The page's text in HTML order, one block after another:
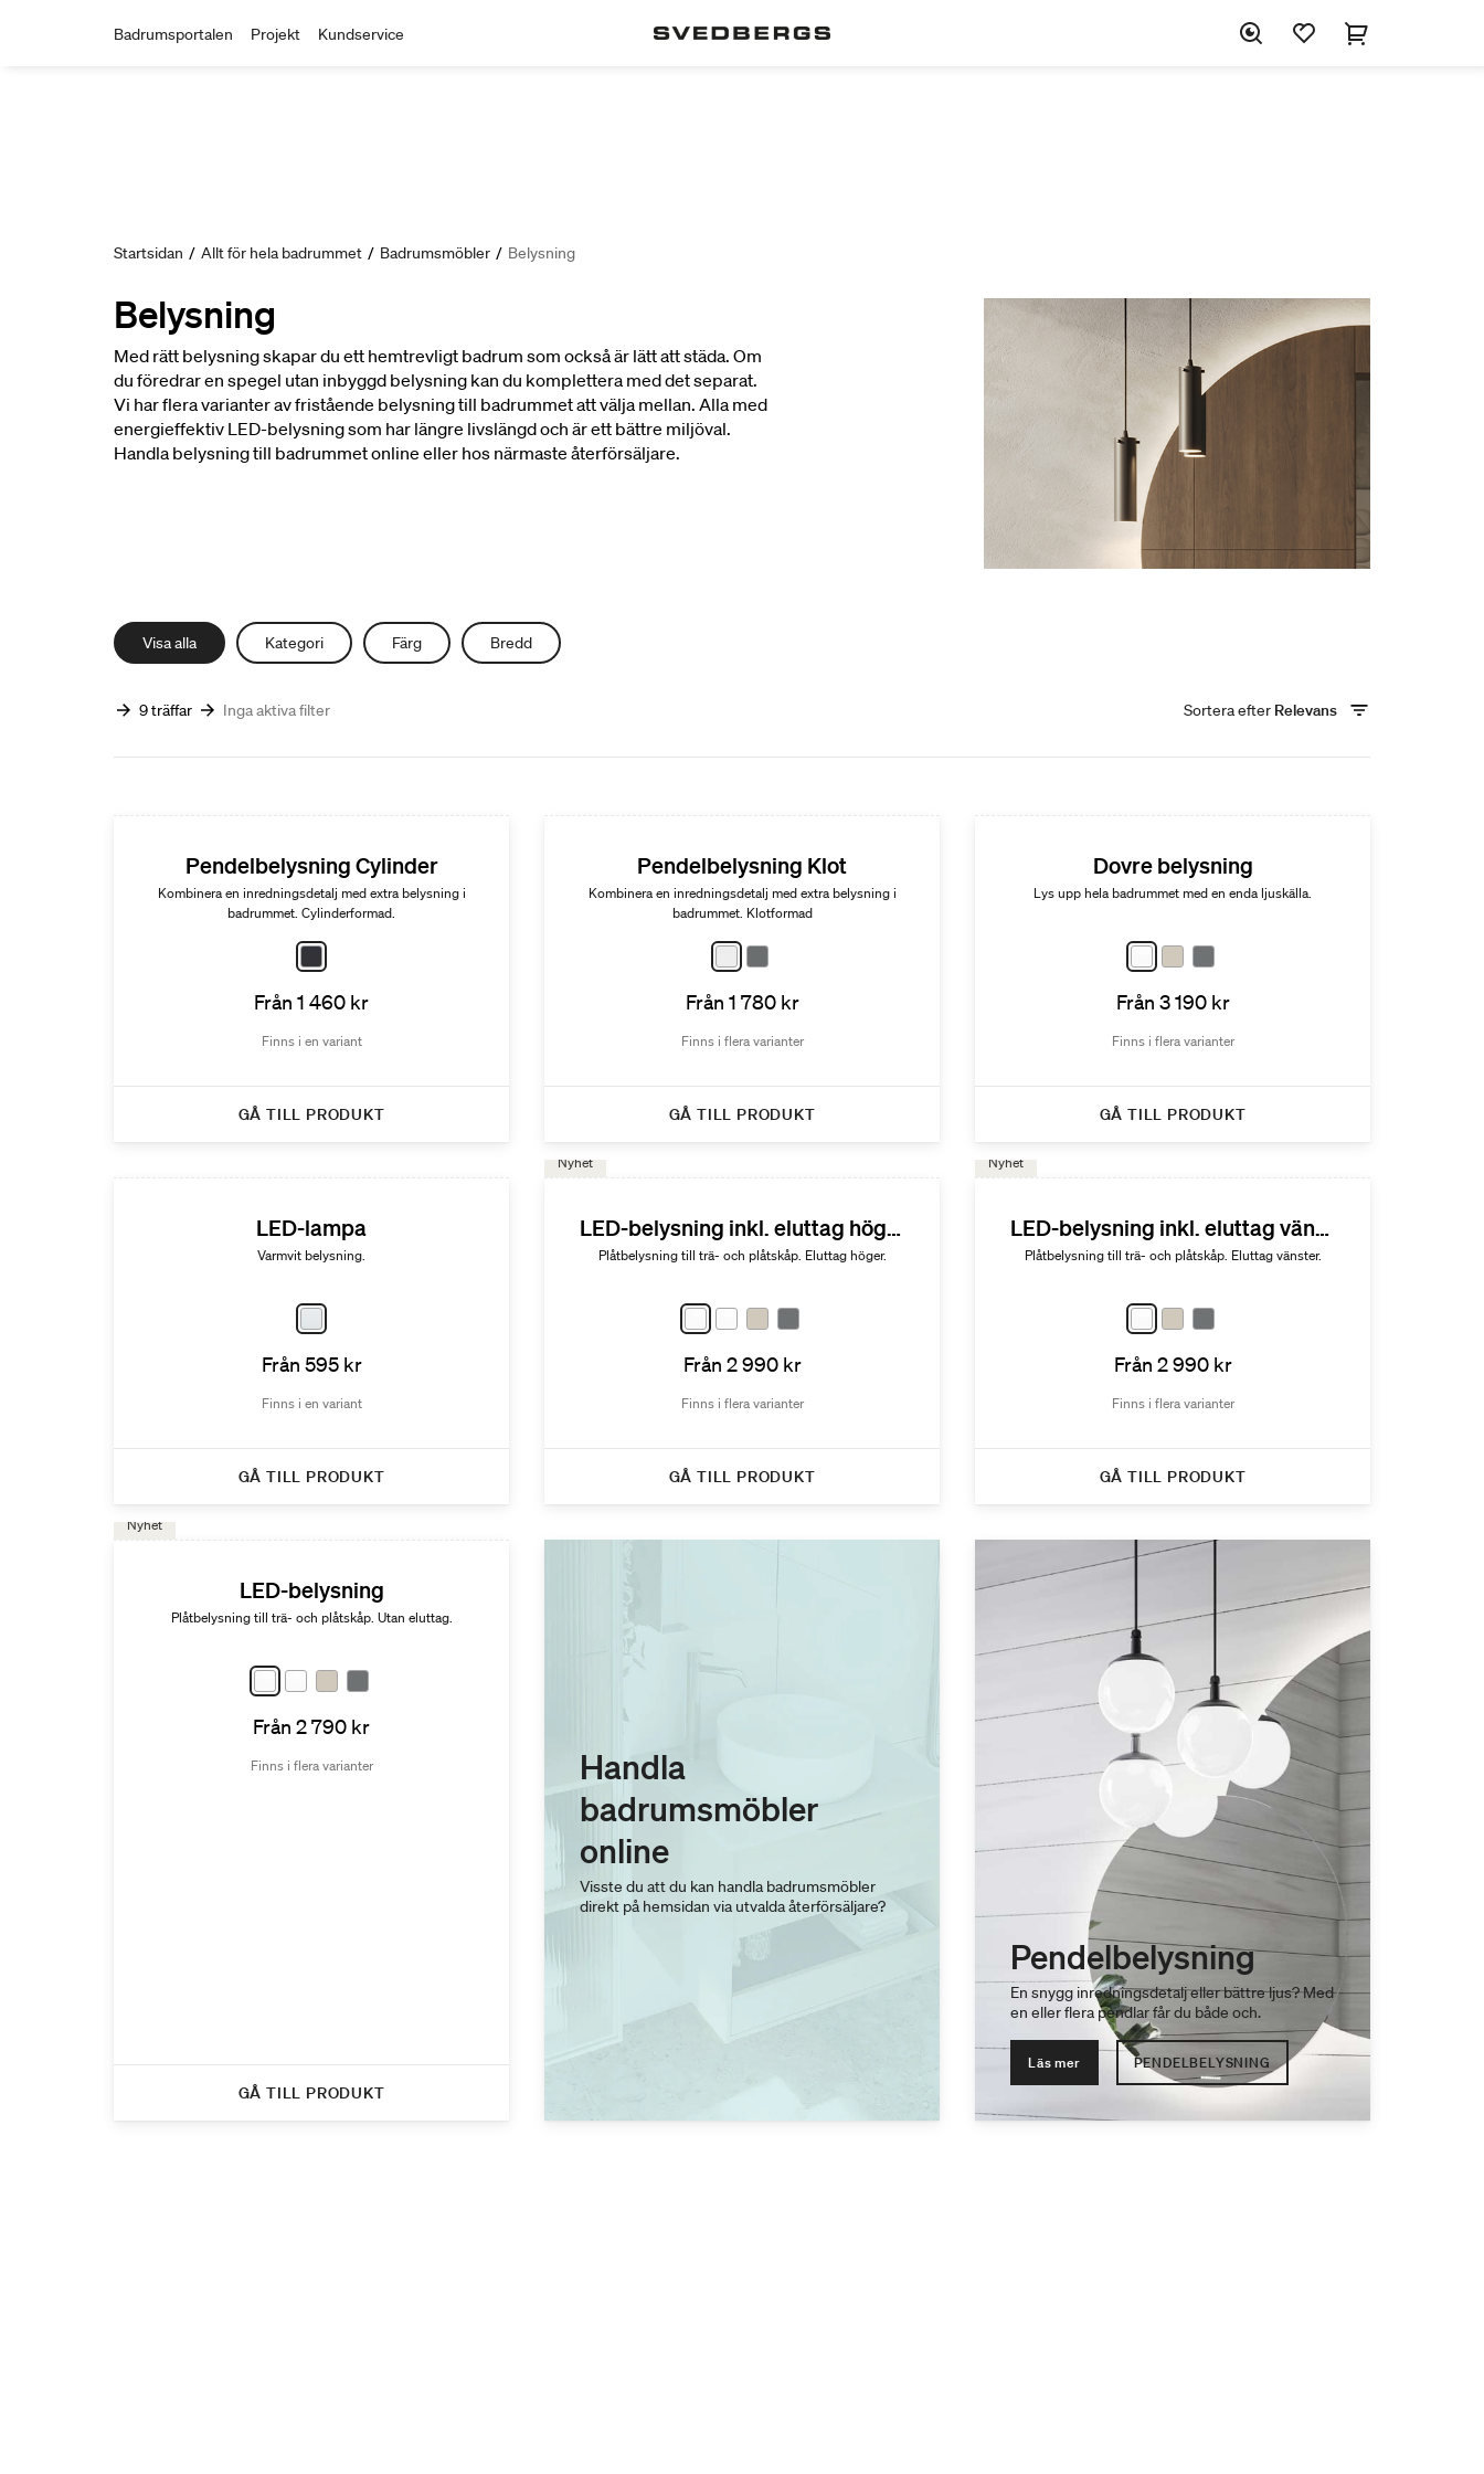
Badrumsportalen Projekt Kundservice
Startsidan / Allt för hela badrummet / Badrumsmöbler / Belysning
Belysning
Med rätt belysning skapar du ett hemtrevligt badrum som också är lätt att städa. Om
du föredrar en spegel utan inbyggd belysning kan du komplettera med det separat.
Vi har flera varianter av fristående belysning till badrummet att välja mellan. Alla med
energieffektiv LED-belysning som har längre livslängd och är ett bättre miljöval.
Handla belysning till badrummet online eller hos närmaste återförsäljare.
Visa alla Kategori Färg Bredd
9 träffar Inga aktiva filter Sortera efter Relevans
Pendelbelysning Cylinder
Kombinera en inredningsdetalj med extra belysning i
badrummet. Cylinderformad.
Från 1 460 kr
Finns i en variant
GÅ TILL PRODUKT
Pendelbelysning Klot
Kombinera en inredningsdetalj med extra belysning i
badrummet. Klotformad
Från 1 780 kr
Finns i flera varianter
GÅ TILL PRODUKT
Dovre belysning
Lys upp hela badrummet med en enda ljuskälla.
Från 3 190 kr
Finns i flera varianter
GÅ TILL PRODUKT
LED-lampa
Varmvit belysning.
Från 595 kr
Finns i en variant
GÅ TILL PRODUKT
Nyhet
LED-belysning inkl. eluttag höger
Plåtbelysning till trä- och plåtskåp. Eluttag höger.
Från 2 990 kr
Finns i flera varianter
GÅ TILL PRODUKT
Nyhet
LED-belysning inkl. eluttag vänster
Plåtbelysning till trä- och plåtskåp. Eluttag vänster.
Från 2 990 kr
Finns i flera varianter
GÅ TILL PRODUKT
Nyhet
LED-belysning
Plåtbelysning till trä- och plåtskåp. Utan eluttag.
Från 2 790 kr
Finns i flera varianter
GÅ TILL PRODUKT
Handla
badrumsmöbler
online
Visste du att du kan handla badrumsmöbler
direkt på hemsidan via utvalda återförsäljare?
Pendelbelysning
En snygg inredningsdetalj eller bättre ljus? Med
en eller flera pendlar får du både och.
Läs mer PENDELBELYSNING